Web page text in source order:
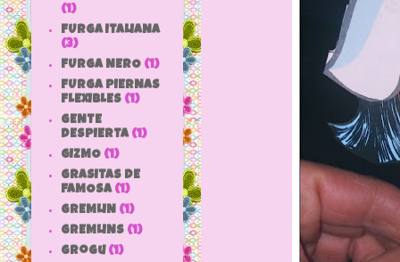
(1)
FURGA ITALIANA
(3)
FURGA NERO (1)
FURGA PIERNAS
FLEXIBLES (1)
GENTE
DESPIERTA (1)
GIZMO (1)
GRASITAS DE
FAMOSA (1)
GREMLIN (1)
GREMLINS (1)
grogu (1)